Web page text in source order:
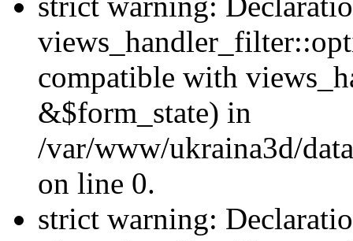
compatible with
&$form_state) in
/var/www/ukraina3d/
on line 0.
strict warning: